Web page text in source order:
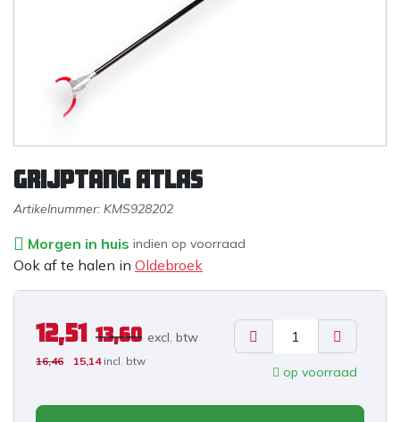
Grijptang ATLAS
Artikelnummer: KMS928202
Morgen in huis indien op voorraad
Ook af te halen in Oldebroek
12,51 13,60 excl. btw
16,46 15,14 incl. btw
op voorraad